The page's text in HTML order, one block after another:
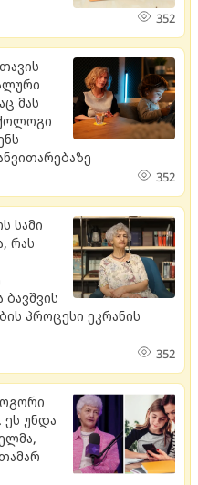
352
მას
352
სამი
რას
პროცესი ეკრანის
352
უნდა